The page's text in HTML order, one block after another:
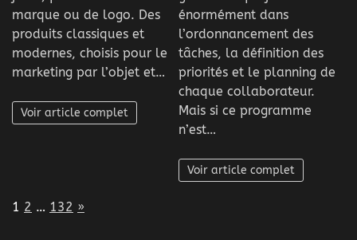
marque ou de logo. Des
produits classiques et
modernes, choisis pour le
marketing par l’objet et…
Voir article complet
énormément dans
l’ordonnancement des
tâches, la définition des
priorités et le planning de
chaque collaborateur.
Mais si ce programme
n’est…
Voir article complet
Page:
1 2 … 132 Next
»